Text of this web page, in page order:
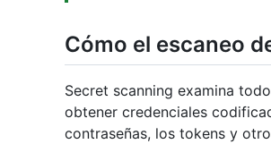
Cómo el escaneo
Secret scanning examina
obtener credenciales
contraseñas, los tokens y